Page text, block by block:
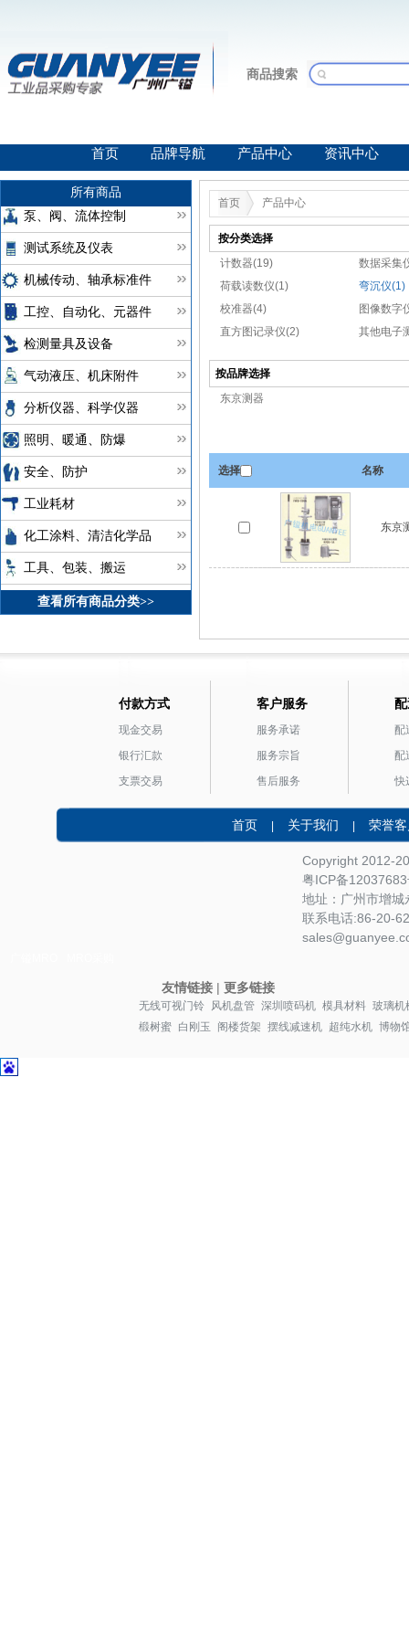
商品搜索
首页 品牌导航 产品中心 资讯中心
所有商品
泵、阀、流体控制
测试系统及仪表
机械传动、轴承标准件
工控、自动化、元器件
检测量具及设备
气动液压、机床附件
分析仪器、科学仪器
照明、暖通、防爆
安全、防护
工业耗材
化工涂料、清洁化学品
工具、包装、搬运
查看所有商品分类>>
首页 产品中心
按分类选择
计数器(19)
数据采集
荷载读数仪(1)
弯沉仪(1)
校准器(4)
图像数字
直方图记录仪(2)
其他电子
按品牌选择
东京测器
选择 名称
东京
付款方式
现金交易
银行汇款
支票交易
客户服务
服务承诺
服务宗旨
售后服务
配
配
快
首页 | 关于我们 | 荣誉
Copyright 2012-
粤ICP备12037683
地址：广州市增
联系电话:86-20-
友情链接| 更多链接
无线可视门铃 风机盘管 深圳喷码机 模具材料 玻璃机
椴树蜜 白刚玉 阁楼货架 摆线减速机 超纯水机 博物